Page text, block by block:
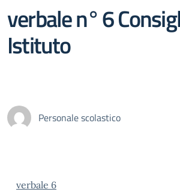
verbale n° 6
Istituto
Personale scolastico
verbale 6